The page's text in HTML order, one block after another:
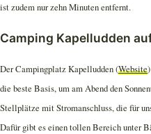
ist zudem nur zehn Minuten entfernt.
Camping Kapelludden
Der Campingplatz Kapelludden (Website
die beste Basis, um am Abend den
Stellplätze mit Stromanschluss, die für
Dafür gibt es einen tollen Bereich unter